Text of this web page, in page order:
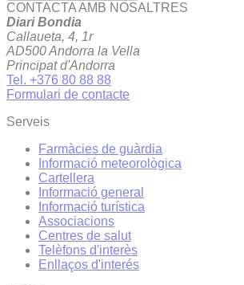
CONTACTA AMB NOSALTRES
Diari Bondia
Callaueta, 4, 1r
AD500 Andorra la Vella
Principat d'Andorra
Tel. +376 80 88 88
Formulari de contacte
Serveis
Farmàcies de guàrdia
Informació meteorològica
Cartellera
Informació general
Informació turística
Associacions
Centres de salut
Telèfons d'interès
Enllaços d'interés